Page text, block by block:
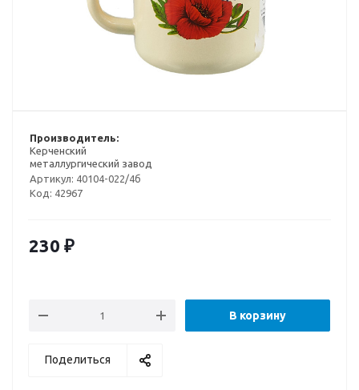
Производитель:
Керченский
металлургический завод
Артикул: 40104-022/4б
Код: 42967
230 ₽
В корзину
Поделиться